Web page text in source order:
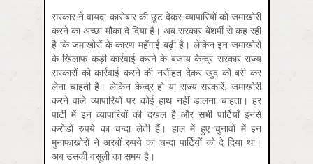
सरकार ने वायदा कारोबार की छूट देकर व्यापारियों को जमाखोरी
करने का अच्छा मौका दे दिया है। अब सरकार बेशर्मी से कह रही
है कि जमाखोरों के कारण महँगाई बढ़ी है। लेकिन इन जमाखोरों
के खिलाफ कड़ी कार्रवाई करने के बजाय केन्द्र सरकार राज्य
सरकारों को कार्रवाई करने की नसीहत देकर खुद को बरी कर
लेना चाहती है। लेकिन केन्द्र हो या राज्य सरकारें, जमाखोरी
करने वाले व्यापारियों पर कोई हाथ नहीं डालना चाहता। हर
पार्टी में इन व्यापारियों की दखल है और सभी पार्टियाँ इनसे
करोड़ों रुपये का चन्दा लेती हैं। हाल में हुए चुनावों में इन
मुनाफाखोरों ने अरबों रुपये का चन्दा पार्टियों को दे दिया था।
अब उसकी वसूली का समय है।